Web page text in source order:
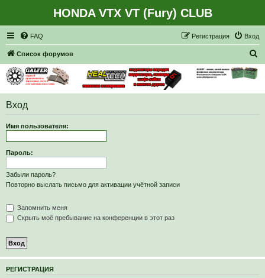
HONDA VTX VT (Fury) CLUB
FAQ Вход
Регистрация
Список форумов
с
Вход
Имя пользователя:
Пароль:
Забыли пароль?
Повторно выслать письмо для активации учётной записи
Запомнить меня
Скрыть моё пребывание на конференции в этот раз
РЕГИСТРАЦИЯ